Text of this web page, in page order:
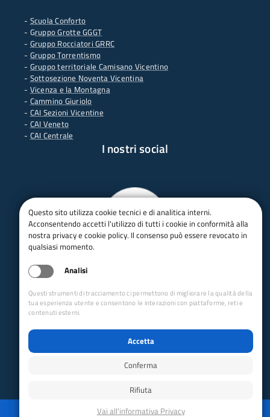
- Scuola Conforto
- Gruppo Grotte GGGT
- Gruppo Rocciatori GRRC
- Gruppo Torrentismo
- Gruppo territoriale Camisano Vicentino
- Sottosezione Noventa Vicentina
- Vicenza e la Montagna
- Cammino Giuriolo
- CAI Sezioni Vicentine
- CAI Veneto
- CAI Centrale
I nostri social
Mappa del sitoDisabilita animazioni
Questo sito utilizza cookie tecnici e di analitica interni.
Acconsentendo accetti l'utilizzo di tutti i cookie in conformità alla
nostra privacy e cookie policy. Il consenso può essere revocato in
qualsiasi momento.
Analisi
Questi strumenti di tracciamento ci permettono di migliorare la qualità della
tua esperienza utente e consentono le interazioni con piattaforme, reti e
contenuti esterni.
Accetta
Conferma
Rifiuta